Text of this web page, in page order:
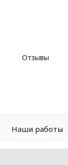
Отзывы
Наши работы